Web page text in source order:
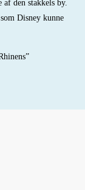
den stakkels by.
Disney kunne